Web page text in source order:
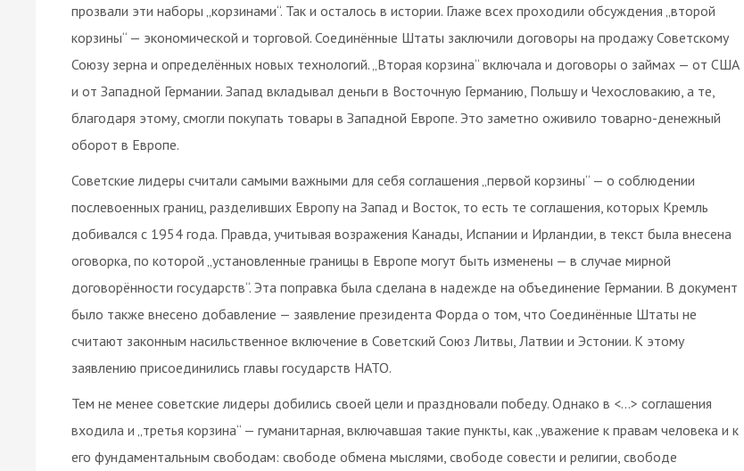
прозвали эти наборы „корзинами“. Так и осталось в истории. Глаже всех проходили обсуждения „второй
корзины“ — экономической и торговой. Соединённые Штаты заключили договоры на продажу Советскому
Союзу зерна и определённых новых технологий. „Вторая корзина“ включала и договоры о займах — от США
и от Западной Германии. Запад вкладывал деньги в Восточную Германию, Польшу и Чехословакию, а те,
благодаря этому, смогли покупать товары в Западной Европе. Это заметно оживило товарно-денежный
оборот в Европе.
Советские лидеры считали самыми важными для себя соглашения „первой корзины“ — о соблюдении
послевоенных границ, разделивших Европу на Запад и Восток, то есть те соглашения, которых Кремль
добивался с 1954 года. Правда, учитывая возражения Канады, Испании и Ирландии, в текст была внесена
оговорка, по которой „установленные границы в Европе могут быть изменены — в случае мирной
договорённости государств“. Эта поправка была сделана в надежде на объединение Германии. В документ
было также внесено добавление — заявление президента Форда о том, что Соединённые Штаты не
считают законным насильственное включение в Советский Союз Литвы, Латвии и Эстонии. К этому
заявлению присоединились главы государств НАТО.
Тем не менее советские лидеры добились своей цели и праздновали победу. Однако в <…> соглашения
входила и „третья корзина“ — гуманитарная, включавшая такие пункты, как „уважение к правам человека и к
его фундаментальным свободам: свободе обмена мыслями, свободе совести и религии, свободе